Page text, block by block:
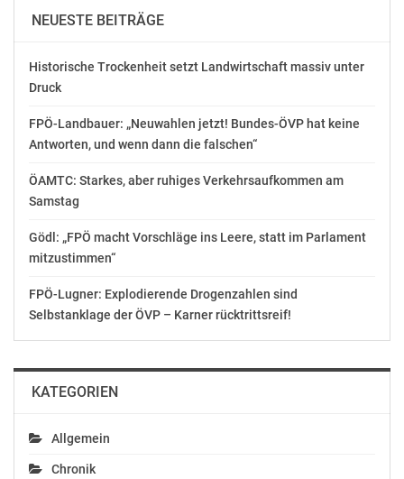
Beschreibung des Finanzinstruments: Voll eingezahlte
Handelsplatz: Außerbörsliches Geschäft
Währung: Euro
Preis Volumen
Gesamtvolumen: 2.000.000
Gesamtpreis: AUD 170.000
Durchschnittspreis: AUD 0,085
——————————————————————————–
Ende der Mitteilung euro adhoc
32 Harrogate Street
Telefon:
FAX:
NEUESTE BEITRÄGE
Historische Trockenheit setzt Landwirtschaft massiv unter
Druck
FPÖ-Landbauer: „Neuwahlen jetzt! Bundes-ÖVP hat keine
Antworten, und wenn dann die falschen“
ÖAMTC: Starkes, aber ruhiges Verkehrsaufkommen am
Samstag
Gödl: „FPÖ macht Vorschläge ins Leere, statt im Parlament
mitzustimmen“
FPÖ-Lugner: Explodierende Drogenzahlen sind
Selbstanklage der ÖVP – Karner rücktrittsreif!
KATEGORIEN
Allgemein
Chronik